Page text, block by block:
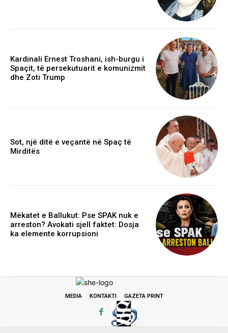
Kardinali Ernest Troshani, ish-burgu i
Spaçit, të persekutuarit e komunizmit
dhe Zoti Trump
Sot, një ditë e veçantë në Spaç të
Mirditës
Mëkatet e Ballukut: Pse SPAK nuk e
arreston? Avokati sjell faktet: Dosja
ka elemente korrupsioni
MEDIA KONTAKTI GAZETA PRINT